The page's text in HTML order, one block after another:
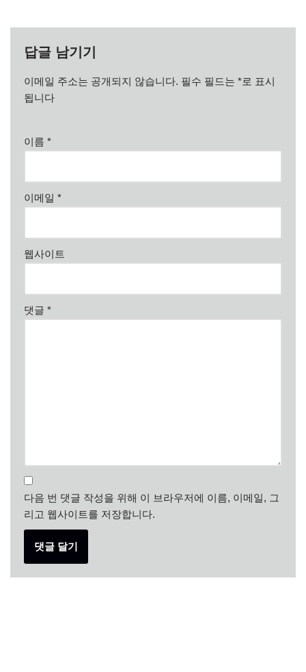
답글 남기기
이메일 주소는 공개되지 않습니다. 필수 필드는 *로 표시
됩니다
이름 *
이메일 *
웹사이트
댓글 *
다음 번 댓글 작성을 위해 이 브라우저에 이름, 이메일, 그
리고 웹사이트를 저장합니다.